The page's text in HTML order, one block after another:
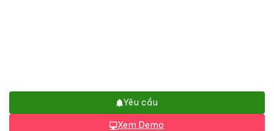
Yêu cầu
Xem Demo